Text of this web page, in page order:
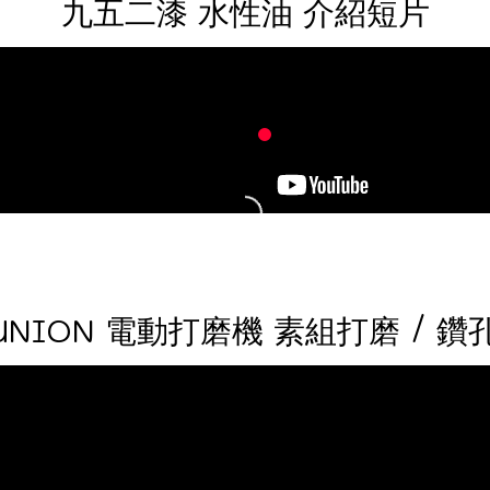
九五二漆 水性油 介紹短片
電動打磨機 素組打磨 / 鑽